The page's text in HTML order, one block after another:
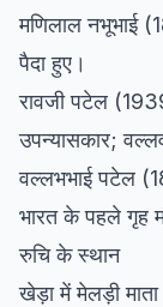
मणिलाल नभूभाई
पैदा हुए।
रावजी पटेल
उपन्यासकार;
वल्लभभाई पटेल
भारत के पहले गृह
रुचि के स्थान
खेड़ा में मेलड़ी